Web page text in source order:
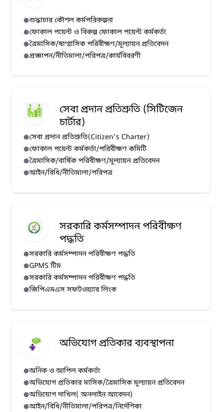
শুদ্ধাচার কৌশল কর্মপরিকল্পনা
ফোকাল পয়েন্ট ও বিকল্প ফোকাল পয়েন্ট কর্মকর্তা
ত্রৈমাসিক/ষাণ্মাসিক পরিবীক্ষণ/মূল্যায়ন প্রতিবেদন
প্রজ্ঞাপন/নীতিমালা/পরিপত্র/কার্যবিবরণী
সেবা প্রদান প্রতিশ্রুতি (সিটিজেন
চার্টার)
সেবা প্রদান প্রতিশ্রুতি(Citizen's Charter)
ফোকাল পয়েন্ট কর্মকর্তা/পরিবীক্ষণ কমিটি
ত্রৈমাসিক/বার্ষিক পরিবীক্ষণ/মূল্যায়ন প্রতিবেদন
আইন/বিধি/নীতিমালা/পরিপত্র
সরকারি কর্মসম্পাদন পরিবীক্ষণ
পদ্ধতি
সরকারি কর্মসম্পাদন পরিবীক্ষণ পদ্ধতি
GPMS টিম
সরকারি কর্মসম্পাদন পরিবীক্ষণ পদ্ধতি
জিপিএমএস সফটওয়্যার লিংক
অভিযোগ প্রতিকার ব্যবস্থাপনা
অনিক ও আপিল কর্মকর্তা
অভিযোগ প্রতিকার মাসিক/ত্রৈমাসিক মূল্যায়ন প্রতিবেদন
অভিযোগ দাখিল( অনলাইন আবেদন)
আইন/বিধি/নীতিমালা/পরিপত্র/নির্দেশিকা